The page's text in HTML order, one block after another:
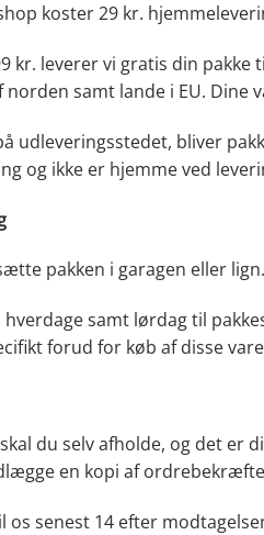
koster 29 kr.
kr. leverer vi gratis din
samt lande i EU. Dine
udleveringsstedet, bliver
og ikke er hjemme ved
pakken i garagen eller
hverdage samt lørdag til
forud for køb af disse
du selv afholde, og det er
en kopi af
os senest 14 efter